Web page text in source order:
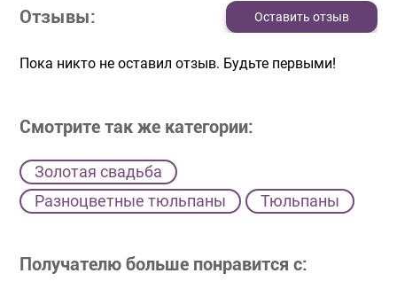
Отзывы: Оставить отзыв
Пока никто не оставил отзыв. Будьте первыми!
Смотрите так же категории:
Золотая свадьба
Разноцветные тюльпаны
Тюльпаны
Получателю больше понравится с: